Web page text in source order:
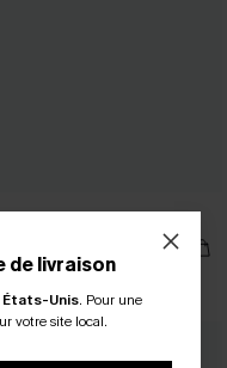
jaune taille haute à col scoop
de livraison
États-Unis. Pour une
votre site local.